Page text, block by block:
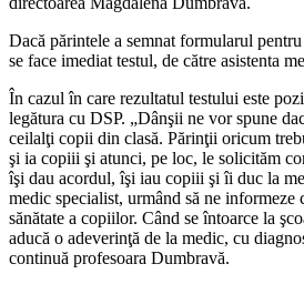
Dacă părintele a semnat formularul
se face imediat testul, de către asistenta
În cazul în care rezultatul testului este
legătura cu DSP. „Dânşii ne vor spune
ceilalţi copii din clasă. Părinţii oricum
şi ia copiii şi atunci, pe loc, le solicităm
îşi dau acordul, îşi iau copiii şi îi duc la
medic specialist, urmând să ne informeze
sănătate a copiilor. Când se întoarce la
aducă o adeverinţă de la medic, cu
continuă profesoara Dumbravă.